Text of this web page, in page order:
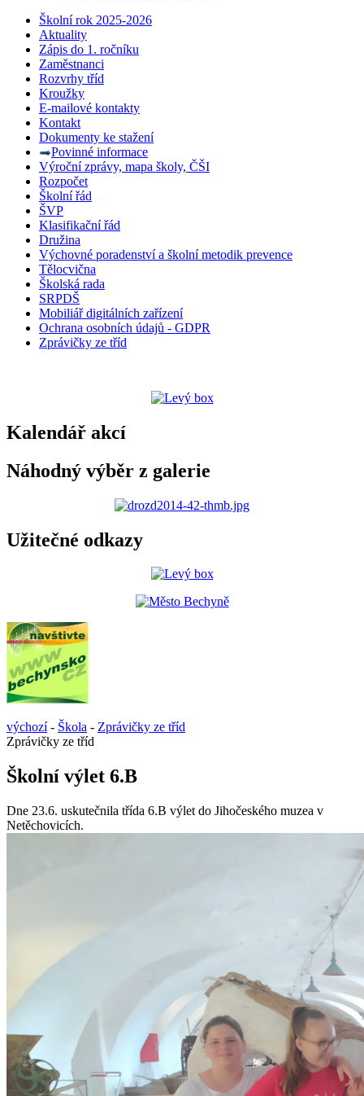
Školní rok 2025-2026
Aktuality
Zápis do 1. ročníku
Zaměstnanci
Rozvrhy tříd
Kroužky
E-mailové kontakty
Kontakt
Dokumenty ke stažení
Povinné informace
Výroční zprávy, mapa školy, ČŠI
Rozpočet
Školní řád
ŠVP
Klasifikační řád
Družina
Výchovné poradenství a školní metodik prevence
Tělocvična
Školská rada
SRPDŠ
Mobiliář digitálních zařízení
Ochrana osobních údajů - GDPR
Zprávičky ze tříd
Kalendář akcí
Náhodný výběr z galerie
Užitečné odkazy
výchozí- Škola - Zprávičky ze tříd
Zprávičky ze tříd
Školní výlet 6.B
Dne 23.6. uskutečnila třída 6.B výlet do Jihočeského muzea v
Netěchovicích.